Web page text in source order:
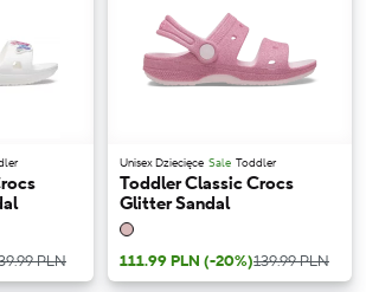
PLN
Unisex Dziecięce Sale Toddler
Toddler Classic Crocs
Glitter Sandal
111.99 PLN (-20%)139.99 PLN